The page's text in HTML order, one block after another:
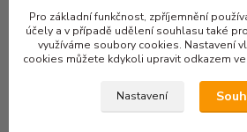
Překážka 1m IGP - Transportní
7 500 Kč/ks
Pro základní funkčnost, zpříjemnění
účely a v případě udělení souhlasu také
využíváme soubory cookies. Nastavení
cookies můžete kdykoli upravit odkazem
Nastavení